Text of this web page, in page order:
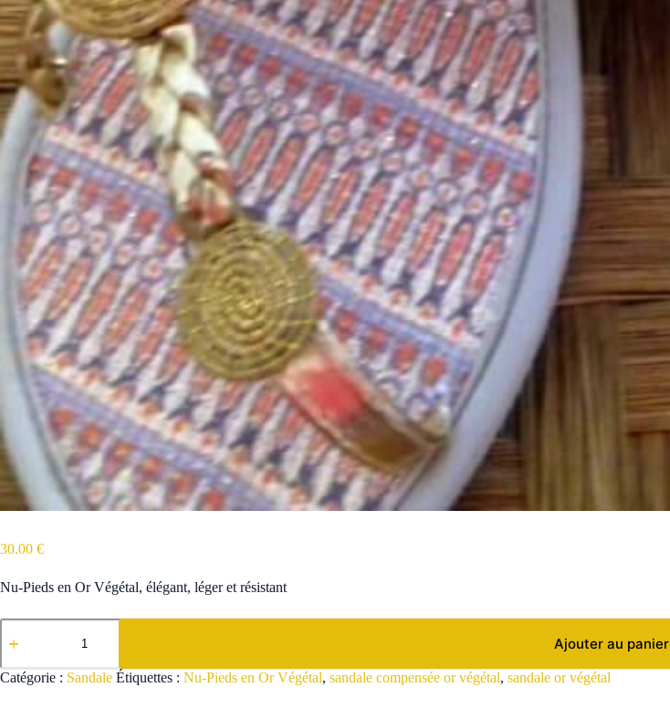
30.00 €
Nu-Pieds en Or Végétal, élégant, léger et résistant
quantité
de
Pieds
en
Ajouter au panier
Catégorie : Sandale Étiquettes : Nu-Pieds en Or Végétal, sandale compensée or végétal, sandale or végétal